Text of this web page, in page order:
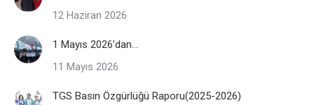
12 Haziran 2026
1 Mayıs 2026’dan…
11 Mayıs 2026
TGS Basın Özgürlüğü Raporu(2025-2026)